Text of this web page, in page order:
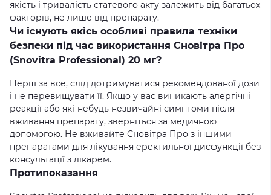
якість і тривалість статевого акту залежить від багатьох
факторів, не лише від препарату.
Чи існують якісь особливі правила техніки
безпеки під час використання Сновітра Про
(Snovitra Professional) 20 мг?
Перш за все, слід дотримуватися рекомендованої дози
і не перевищувати її. Якщо у вас виникають алергічні
реакції або які-небудь незвичайні симптоми після
вживання препарату, зверніться за медичною
допомогою. Не вживайте Сновітра Про з іншими
препаратами для лікування еректильної дисфункції без
консультації з лікарем.
Протипоказання